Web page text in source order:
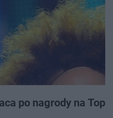
po nagrody na Top